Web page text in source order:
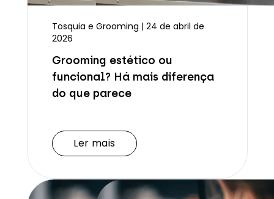
Tosquia e Grooming | 24 de abril de
2026
Grooming estético ou
funcional? Há mais diferença
do que parece
Ler mais